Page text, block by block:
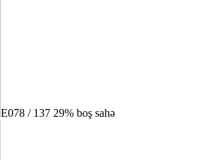
E078 / 137 29% boş sahə